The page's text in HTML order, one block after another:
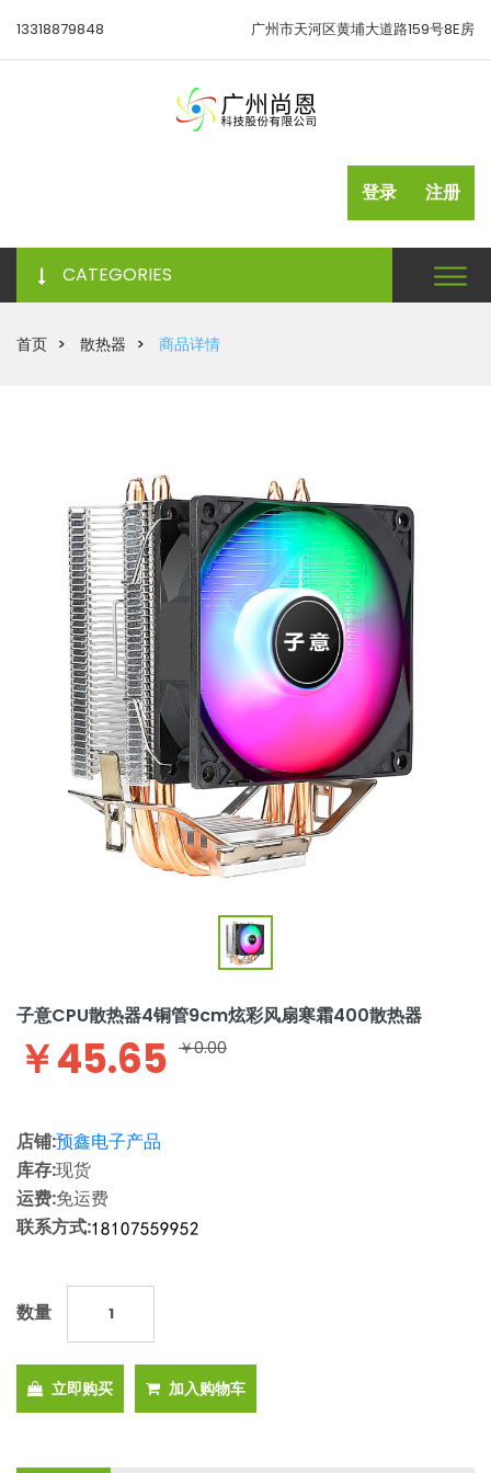
13318879848 广州市天河区黄埔大道路159号8E房
登录 注册
CATEGORIES
首页 散热器 商品详情
子意CPU散热器4铜管9cm炫彩风扇寒霜400散热器
￥45.65 ￥0.00
店铺:预鑫电子产品
库存:现货
运费:免运费
联系方式:
数量
立即购买 加入购物车